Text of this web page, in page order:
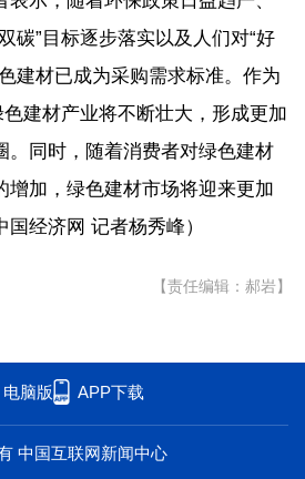
碳”目标逐步落实以及人们对“好
建材已成为采购需求标准。作为
色建材产业将不断壮大，形成更加
。同时，随着消费者对绿色建材
增加，绿色建材市场将迎来更加
经济网 记者杨秀峰）
【责任编辑：郝岩】
电脑版 APP下载
中国互联网新闻中心